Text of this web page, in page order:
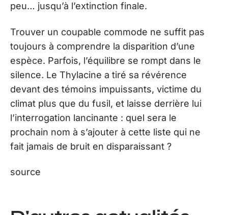
peu… jusqu’à l’extinction finale.
Trouver un coupable commode ne suffit pas
toujours à comprendre la disparition d’une
espèce. Parfois, l’équilibre se rompt dans le
silence. Le Thylacine a tiré sa révérence
devant des témoins impuissants, victime du
climat plus que du fusil, et laisse derrière lui
l’interrogation lancinante : quel sera le
prochain nom à s’ajouter à cette liste qui ne
fait jamais de bruit en disparaissant ?
source